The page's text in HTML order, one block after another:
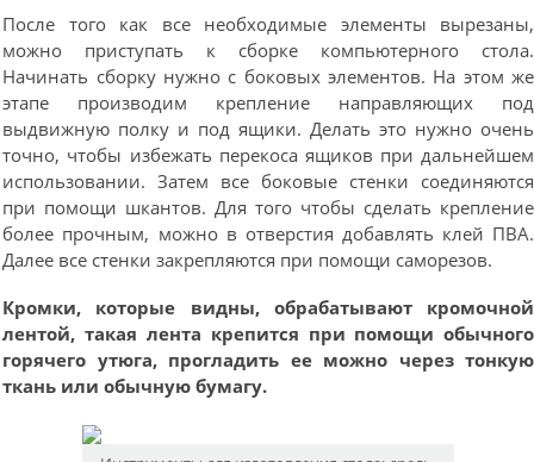
После того как все необходимые элементы вырезаны,
можно приступать к сборке компьютерного стола.
Начинать сборку нужно с боковых элементов. На этом же
этапе производим крепление направляющих под
выдвижную полку и под ящики. Делать это нужно очень
точно, чтобы избежать перекоса ящиков при дальнейшем
использовании. Затем все боковые стенки соединяются
при помощи шкантов. Для того чтобы сделать крепление
более прочным, можно в отверстия добавлять клей ПВА.
Далее все стенки закрепляются при помощи саморезов.
Кромки, которые видны, обрабатывают кромочной
лентой, такая лента крепится при помощи обычного
горячего утюга, прогладить ее можно через тонкую
ткань или обычную бумагу.